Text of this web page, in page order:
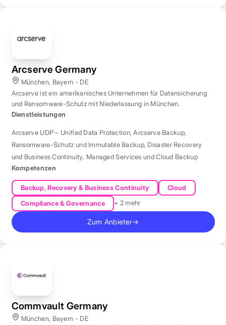
Arcserve Germany
München, Bayern - DE
Arcserve ist ein amerikanisches Unternehmen für Datensicherung
und Ransomware-Schutz mit Niederlassung in München.
Dienstleistungen
Arcserve UDP – Unified Data Protection,Arcserve Backup,
Ransomware-Schutz und Immutable Backup, Disaster Recovery
und Business Continuity, Managed Services und Cloud Backup
Kompetenzen
Backup, Recovery & Business Continuity
Cloud
Compliance & Governance
+ 2 mehr
Zum Anbieter→
Commvault Germany
München, Bayern - DE